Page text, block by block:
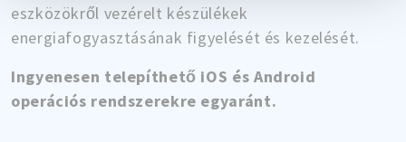
eszközökről vezérelt készülékek
energiafogyasztásának figyelését és kezelését.
Ingyenesen telepíthető iOS és Android
operációs rendszerekre egyaránt.